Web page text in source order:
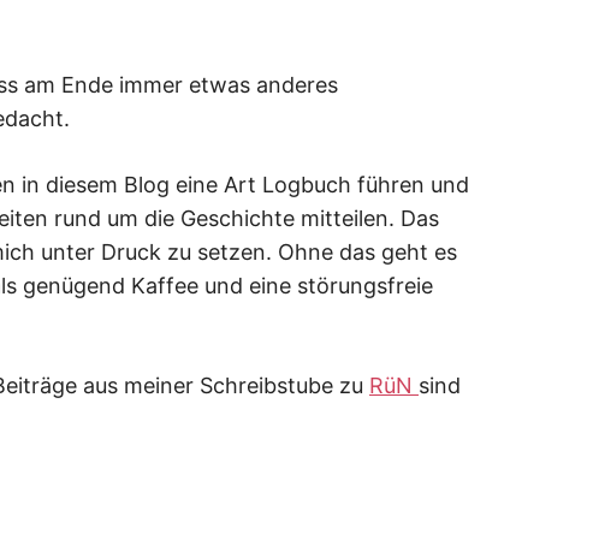
am Ende immer etwas anderes
in diesem Blog eine Art Logbuch führen und
rund um die Geschichte mitteilen. Das
unter Druck zu setzen. Ohne das geht es
genügend Kaffee und eine störungsfreie
aus meiner Schreibstube zu RüN sind